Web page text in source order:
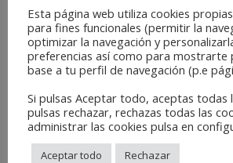
2300cc TV2300FS
Related Products
Esta página web utiliza cookies
para fines funcionales (permitir la
optimizar la navegación y
preferencias así como para mostrarte
base a tu perfil de navegación (p.e
Si pulsas Aceptar todo, aceptas todas
pulsas rechazar, rechazas todas las
administrar las cookies pulsa en
Aceptar todo Rechazar